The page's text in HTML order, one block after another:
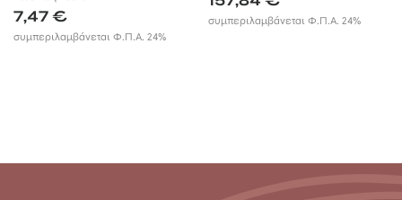
7,47€
συμπεριλαμβάνεται Φ.Π.Α. 24%
συμπεριλαμβάνεται Φ.Π.Α. 24%